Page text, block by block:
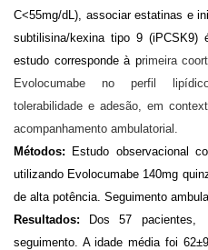
Feira de Exposição
Hospedagem
Traslado
C<55mg/dL), associar estatinas e
subtilisina/kexina tipo 9 (iPCSK9)
estudo corresponde à primeira
Evolocumabe no perfil
tolerabilidade e adesão, em
acompanhamento ambulatorial.
Métodos: Estudo observacional
utilizando Evolocumabe 140mg
de alta potência. Seguimento
Resultados: Dos 57 pacientes,
seguimento. A idade média foi